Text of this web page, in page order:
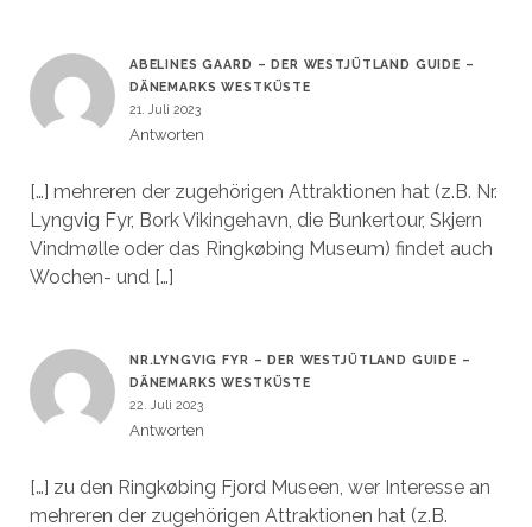
ABELINES GAARD – DER WESTJÜTLAND GUIDE –
DÄNEMARKS WESTKÜSTE
21. Juli 2023
Antworten
[…] mehreren der zugehörigen Attraktionen hat (z.B. Nr.
Lyngvig Fyr, Bork Vikingehavn, die Bunkertour, Skjern
Vindmølle oder das Ringkøbing Museum) findet auch
Wochen- und […]
NR.LYNGVIG FYR – DER WESTJÜTLAND GUIDE –
DÄNEMARKS WESTKÜSTE
22. Juli 2023
Antworten
[…] zu den Ringkøbing Fjord Museen, wer Interesse an
mehreren der zugehörigen Attraktionen hat (z.B.